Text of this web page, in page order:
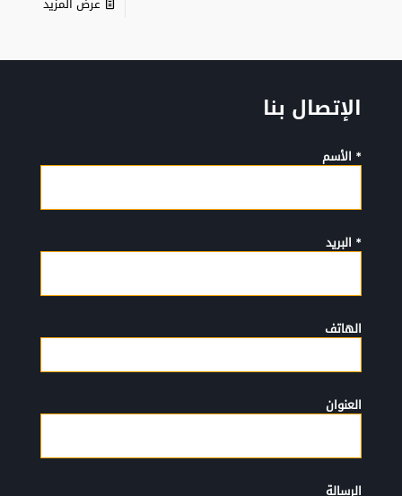
الإتصال بنا
* الأسم
* البريد
الهاتف
العنوان
الرسالة